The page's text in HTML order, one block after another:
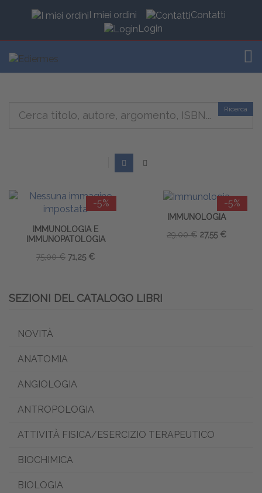
I miei ordini
Contatti
Login
Ricerca
-5%
IMMUNOLOGIA E
IMMUNOPATOLOGIA
75,00 € 71,25 €
-5%
IMMUNOLOGIA
29,00 € 27,55 €
SEZIONI DEL CATALOGO LIBRI
NOVITÀ
ANATOMIA
ANGIOLOGIA
ANTROPOLOGIA
ATTIVITÀ FISICA/ESERCIZIO TERAPEUTICO
BIOCHIMICA
BIOLOGIA